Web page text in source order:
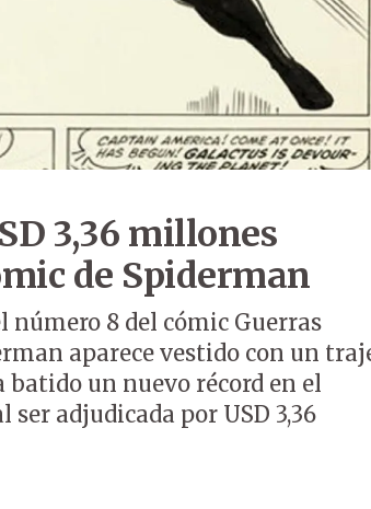
3,36 millones
de Spiderman
número 8 del cómic Guerras
aparece vestido con un
un nuevo récord en el
ser adjudicada por USD 3,36